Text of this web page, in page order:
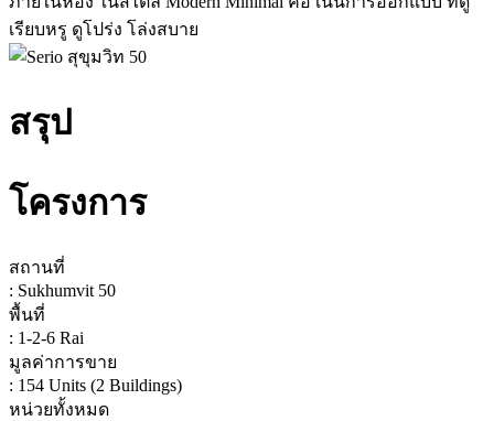
เรียบหรู ดูโปร่ง โล่งสบาย
สรุป
โครงการ
สถานที่
: Sukhumvit 50
พื้นที่
: 1-2-6 Rai
มูลค่าการขาย
: 154 Units (2 Buildings)
หน่วยทั้งหมด